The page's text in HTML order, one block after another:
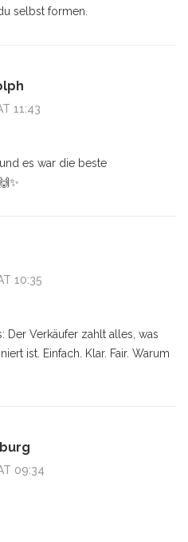
selbst formen.
11:43
es war die beste
10:35
Der Verkäufer zahlt alles, was
ist. Einfach. Klar. Fair. Warum
09:34